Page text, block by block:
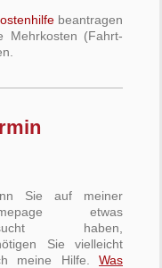
beantragen
Mehrkosten (Fahrt-
Sie auf meiner
etwas
haben,
Sie vielleicht
meine Hilfe. Was